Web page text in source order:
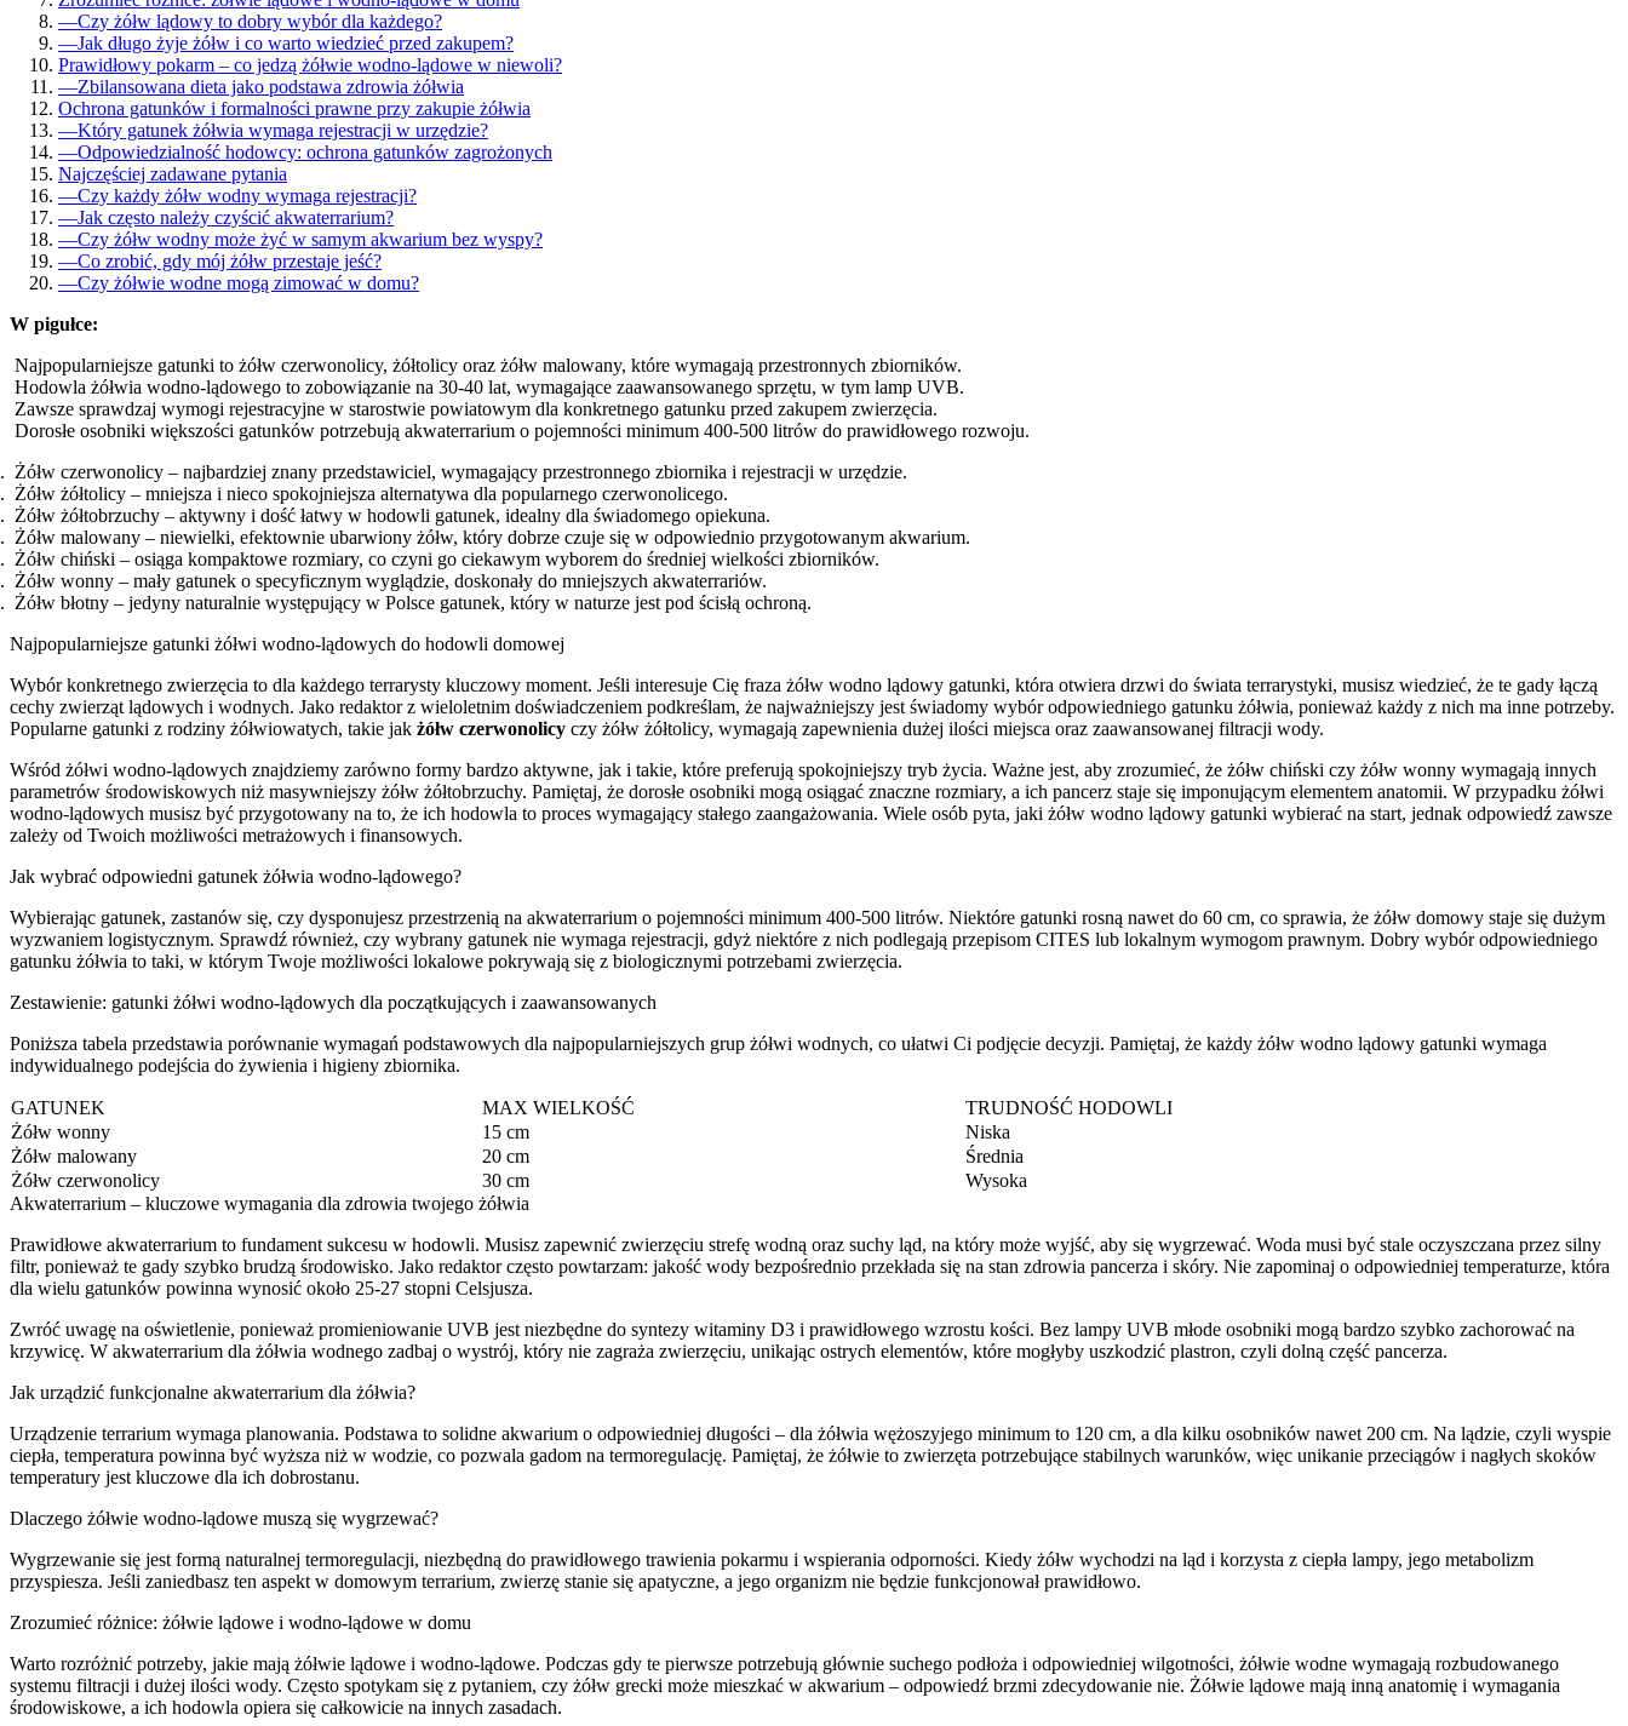
—Czy żółw lądowy to dobry wybór dla każdego?
—Jak długo żyje żółw i co warto wiedzieć przed zakupem?
Prawidłowy pokarm – co jedzą żółwie wodno-lądowe w niewoli?
—Zbilansowana dieta jako podstawa zdrowia żółwia
Ochrona gatunków i formalności prawne przy zakupie żółwia
—Który gatunek żółwia wymaga rejestracji w urzędzie?
—Odpowiedzialność hodowcy: ochrona gatunków zagrożonych
Najczęściej zadawane pytania
—Czy każdy żółw wodny wymaga rejestracji?
—Jak często należy czyścić akwaterrarium?
—Czy żółw wodny może żyć w samym akwarium bez wyspy?
—Co zrobić, gdy mój żółw przestaje jeść?
—Czy żółwie wodne mogą zimować w domu?
W pigułce:
Najpopularniejsze gatunki to żółw czerwonolicy, żółtolicy oraz żółw malowany, które wymagają przestronnych zbiorników.
Hodowla żółwia wodno-lądowego to zobowiązanie na 30-40 lat, wymagające zaawansowanego sprzętu, w tym lamp UVB.
Zawsze sprawdzaj wymogi rejestracyjne w starostwie powiatowym dla konkretnego gatunku przed zakupem zwierzęcia.
Dorosłe osobniki większości gatunków potrzebują akwaterrarium o pojemności minimum 400-500 litrów do prawidłowego rozwoju.
Żółw czerwonolicy – najbardziej znany przedstawiciel, wymagający przestronnego zbiornika i rejestracji w urzędzie.
Żółw żółtolicy – mniejsza i nieco spokojniejsza alternatywa dla popularnego czerwonolicego.
Żółw żółtobrzuchy – aktywny i dość łatwy w hodowli gatunek, idealny dla świadomego opiekuna.
Żółw malowany – niewielki, efektownie ubarwiony żółw, który dobrze czuje się w odpowiednio przygotowanym akwarium.
Żółw chiński – osiąga kompaktowe rozmiary, co czyni go ciekawym wyborem do średniej wielkości zbiorników.
Żółw wonny – mały gatunek o specyficznym wyglądzie, doskonały do mniejszych akwaterrariów.
Żółw błotny – jedyny naturalnie występujący w Polsce gatunek, który w naturze jest pod ścisłą ochroną.
Najpopularniejsze gatunki żółwi wodno-lądowych do hodowli domowej
Wybór konkretnego zwierzęcia to dla każdego terrarysty kluczowy moment. Jeśli interesuje Cię fraza żółw wodno lądowy gatunki, która otwiera drzwi do świata terrarystyki, musisz wiedzieć, że te gady łączą
cechy zwierząt lądowych i wodnych. Jako redaktor z wieloletnim doświadczeniem podkreślam, że najważniejszy jest świadomy wybór odpowiedniego gatunku żółwia, ponieważ każdy z nich ma inne potrzeby.
Popularne gatunki z rodziny żółwiowatych, takie jak żółw czerwonolicy czy żółw żółtolicy, wymagają zapewnienia dużej ilości miejsca oraz zaawansowanej filtracji wody.
Wśród żółwi wodno-lądowych znajdziemy zarówno formy bardzo aktywne, jak i takie, które preferują spokojniejszy tryb życia. Ważne jest, aby zrozumieć, że żółw chiński czy żółw wonny wymagają innych
parametrów środowiskowych niż masywniejszy żółw żółtobrzuchy. Pamiętaj, że dorosłe osobniki mogą osiągać znaczne rozmiary, a ich pancerz staje się imponującym elementem anatomii. W przypadku żółwi
wodno-lądowych musisz być przygotowany na to, że ich hodowla to proces wymagający stałego zaangażowania. Wiele osób pyta, jaki żółw wodno lądowy gatunki wybierać na start, jednak odpowiedź zawsze
zależy od Twoich możliwości metrażowych i finansowych.
Jak wybrać odpowiedni gatunek żółwia wodno-lądowego?
Wybierając gatunek, zastanów się, czy dysponujesz przestrzenią na akwaterrarium o pojemności minimum 400-500 litrów. Niektóre gatunki rosną nawet do 60 cm, co sprawia, że żółw domowy staje się dużym
wyzwaniem logistycznym. Sprawdź również, czy wybrany gatunek nie wymaga rejestracji, gdyż niektóre z nich podlegają przepisom CITES lub lokalnym wymogom prawnym. Dobry wybór odpowiedniego
gatunku żółwia to taki, w którym Twoje możliwości lokalowe pokrywają się z biologicznymi potrzebami zwierzęcia.
Zestawienie: gatunki żółwi wodno-lądowych dla początkujących i zaawansowanych
Poniższa tabela przedstawia porównanie wymagań podstawowych dla najpopularniejszych grup żółwi wodnych, co ułatwi Ci podjęcie decyzji. Pamiętaj, że każdy żółw wodno lądowy gatunki wymaga
indywidualnego podejścia do żywienia i higieny zbiornika.
GATUNEK MAX WIELKOŚĆ
TRUDNOŚĆ HODOWLI
Żółw wonny
15 cm
Niska
Żółw malowany
20 cm
Średnia
Żółw czerwonolicy
30 cm
Wysoka
Akwaterrarium – kluczowe wymagania dla zdrowia twojego żółwia
Prawidłowe akwaterrarium to fundament sukcesu w hodowli. Musisz zapewnić zwierzęciu strefę wodną oraz suchy ląd, na który może wyjść, aby się wygrzewać. Woda musi być stale oczyszczana przez silny
filtr, ponieważ te gady szybko brudzą środowisko. Jako redaktor często powtarzam: jakość wody bezpośrednio przekłada się na stan zdrowia pancerza i skóry. Nie zapominaj o odpowiedniej temperaturze, która
dla wielu gatunków powinna wynosić około 25-27 stopni Celsjusza.
Zwróć uwagę na oświetlenie, ponieważ promieniowanie UVB jest niezbędne do syntezy witaminy D3 i prawidłowego wzrostu kości. Bez lampy UVB młode osobniki mogą bardzo szybko zachorować na
krzywicę. W akwaterrarium dla żółwia wodnego zadbaj o wystrój, który nie zagraża zwierzęciu, unikając ostrych elementów, które mogłyby uszkodzić plastron, czyli dolną część pancerza.
Jak urządzić funkcjonalne akwaterrarium dla żółwia?
Urządzenie terrarium wymaga planowania. Podstawa to solidne akwarium o odpowiedniej długości – dla żółwia wężoszyjego minimum to 120 cm, a dla kilku osobników nawet 200 cm. Na lądzie, czyli wyspie
ciepła, temperatura powinna być wyższa niż w wodzie, co pozwala gadom na termoregulację. Pamiętaj, że żółwie to zwierzęta potrzebujące stabilnych warunków, więc unikanie przeciągów i nagłych skoków
temperatury jest kluczowe dla ich dobrostanu.
Dlaczego żółwie wodno-lądowe muszą się wygrzewać?
Wygrzewanie się jest formą naturalnej termoregulacji, niezbędną do prawidłowego trawienia pokarmu i wspierania odporności. Kiedy żółw wychodzi na ląd i korzysta z ciepła lampy, jego metabolizm
przyspiesza. Jeśli zaniedbasz ten aspekt w domowym terrarium, zwierzę stanie się apatyczne, a jego organizm nie będzie funkcjonował prawidłowo.
Zrozumieć różnice: żółwie lądowe i wodno-lądowe w domu
Warto rozróżnić potrzeby, jakie mają żółwie lądowe i wodno-lądowe. Podczas gdy te pierwsze potrzebują głównie suchego podłoża i odpowiedniej wilgotności, żółwie wodne wymagają rozbudowanego
systemu filtracji i dużej ilości wody. Często spotykam się z pytaniem, czy żółw grecki może mieszkać w akwarium – odpowiedź brzmi zdecydowanie nie. Żółwie lądowe mają inną anatomię i wymagania
środowiskowe, a ich hodowla opiera się całkowicie na innych zasadach.